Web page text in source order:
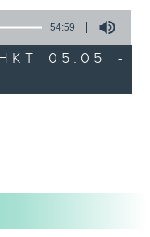
54:59
05:05 -